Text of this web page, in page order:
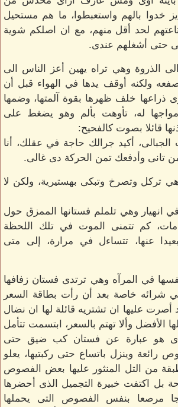
خدوا بالهم واستعبطوا، ما هم مستحيل
لحد أقل منهم، مع ان اصلكم شوية
حتى أشغلهم عندى.
الذروة وهي تراه يهين أعز الناس الى
ولكنه أوقف يدها في الهواء قبل أن
ذراعها خلف ظهرها بقوة آلمتها، وضمها
مواجها له، تأوهت بألم وهو يضغط على
قائلا بصوت كالفحيح:
الجبالى، أكيد جرالك حاجة في عقلك، أنا
تانى وأدفعك تمن الحركة دى غالى.
تركل وتصرخ وتبكى بهستيرية، ولكن لا
انهيار وهي تلملم فستانها الممزق حول
كم تتمنى الموت في تلك اللحظة
عنها، تتساءل في مرارة، إلى متى
في المرآه وهي ترتدى فستان زفافها
في شرائه خاصة بعد أن رأت بطاقة السعر
أصرت عليها ان تشتريه قائلة لها ان نضال
الأفضل وألا تهتم بالسعر، ابتسمت تتأمل
هو عبارة عن فستان كب ضيق حتى
وينزل باتساع حتى ركبتيها، يعلو
طبقة من التل المنثور عليها بعض الفصوص
بل اكتفت خبيرة التجميل الذى أحضرها
مرصعا بنفس الفصوص التى يحملها